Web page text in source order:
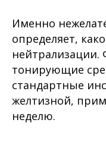
Именно
определяет,
тонирующие
стандартные
желтизной,
неделю.